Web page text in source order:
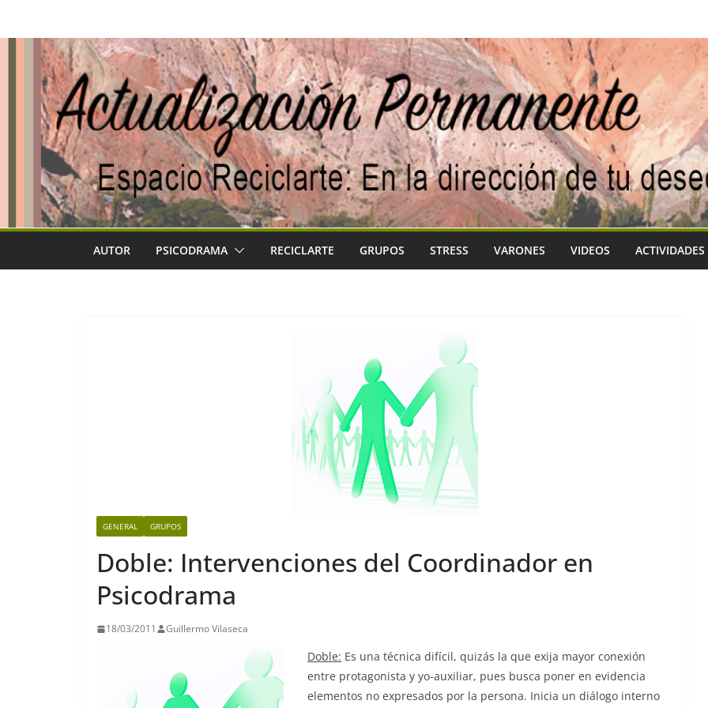
contenido
AUTOR PSICODRAMA RECICLARTE GRUPOS STRESS VARONES VIDEOS ACTIVIDADES
GENERAL GRUPOS
Doble: Intervenciones del Coordinador en
Psicodrama
18/03/2011 Guillermo Vilaseca
Doble: Es una técnica difícil, quizás la que exija mayor conexión
entre protagonista y yo-auxiliar, pues busca poner en evidencia
elementos no expresados por la persona. Inicia un diálogo interno